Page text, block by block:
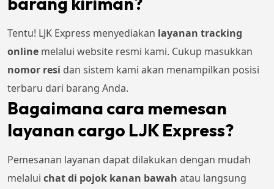
Tentu! LJK Express menyediakan layanan tracking
online melalui website resmi kami. Cukup masukkan
nomor resi dan sistem kami akan menampilkan posisi
terbaru dari barang Anda.
Bagaimana cara memesan
layanan cargo LJK Express?
Pemesanan layanan dapat dilakukan dengan mudah
melalui chat di pojok kanan bawah atau langsung